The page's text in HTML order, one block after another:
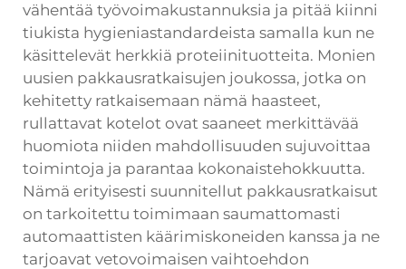
vähentää työvoimakustannuksia ja pitää kiinni
tiukista hygieniastandardeista samalla kun ne
käsittelevät herkkiä proteiinituotteita. Monien
uusien pakkausratkaisujen joukossa, jotka on
kehitetty ratkaisemaan nämä haasteet,
rullattavat kotelot ovat saaneet merkittävää
huomiota niiden mahdollisuuden sujuvoittaa
toimintoja ja parantaa kokonaistehokkuutta.
Nämä erityisesti suunnitellut pakkausratkaisut
on tarkoitettu toimimaan saumattomasti
automaattisten käärimiskoneiden kanssa ja ne
tarjoavat vetovoimaisen vaihtoehdon